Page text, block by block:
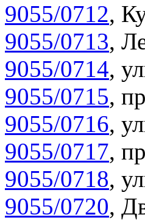
9055/0712,
9055/0713,
9055/0714,
9055/0715,
9055/0716,
9055/0717,
9055/0718,
9055/0720,